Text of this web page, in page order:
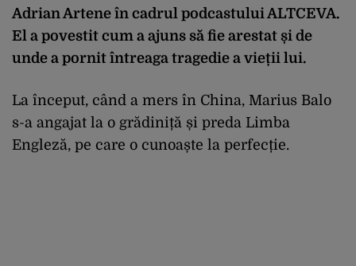
Adrian Artene în cadrul podcastului ALTCEVA.
El a povestit cum a ajuns să fie arestat și de
unde a pornit întreaga tragedie a vieții lui.
La început, când a mers în China, Marius Balo
s-a angajat la o grădiniță și preda Limba
Engleză, pe care o cunoaște la perfecție.